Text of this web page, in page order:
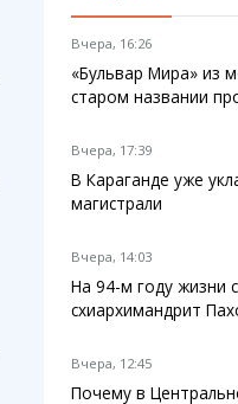
Вчера, 16:26
«Бульвар Мира» из
старом названии
Вчера, 17:39
В Караганде уже
магистрали
Вчера, 14:03
На 94-м году жизни
схиархимандрит
Вчера, 12:45
Почему в